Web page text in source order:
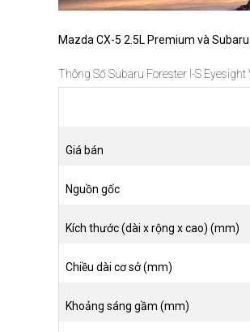
Mazda CX-5 2.5L Premium và
Thông Số Subaru Forester I-S
Giá bán
Nguồn gốc
Kích thước (dài x rộng x cao) (mm)
Chiều dài cơ sở (mm)
Khoảng sáng gầm (mm)